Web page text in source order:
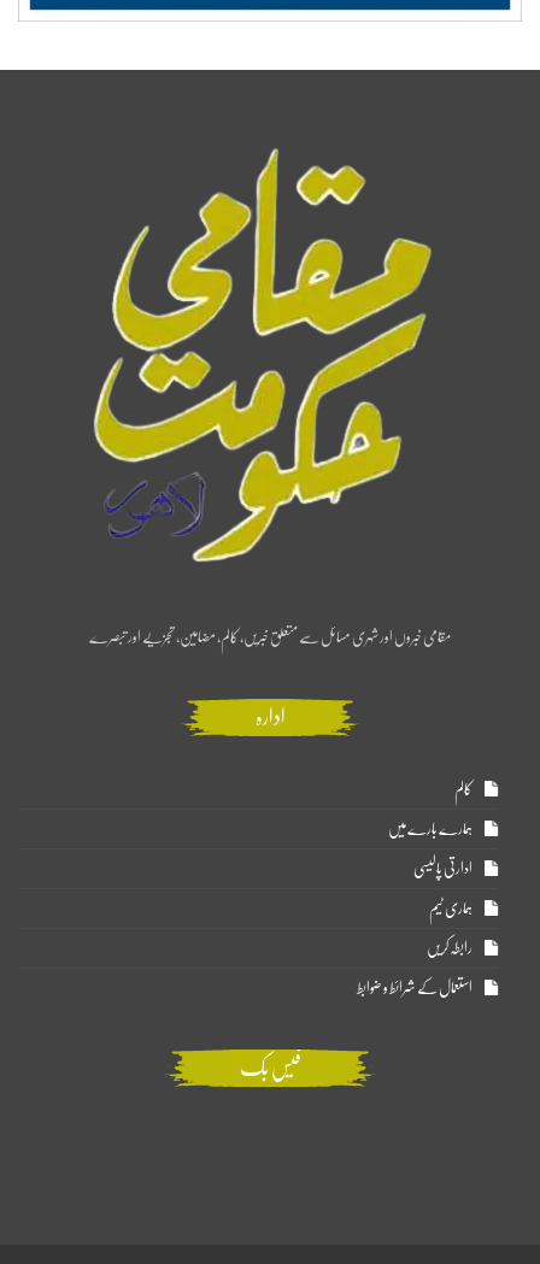
مقامی خبروں اور شہری مسائل سے متعلق خبریں، کالم، مضامین، تجزیے اور تبصرے
ادارہ
کالم
ہمارے بارے میں
ادارتی پالیسی
ہماری ٹیم
رابطہ کریں
استعمال کے شرائط و ضوابط
فیس بک